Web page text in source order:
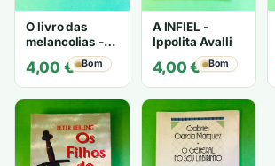
O livro das
melancolias -
Mantegazza
4,00 € Bom
A INFIEL -
Ippolita Avalli
4,00€ Bom